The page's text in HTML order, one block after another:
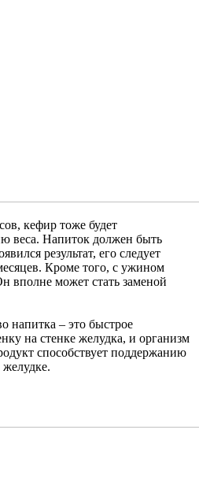
кефир тоже будет
веса. Напиток должен быть
результат, его следует
Кроме того, с ужином
вполне может стать заменой
напитка – это быстрое
на стенке желудка, и организм
способствует поддержанию